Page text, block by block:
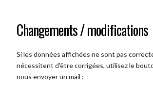
Changements / modifications
Si les données affichées ne sont pas
nécessitent d'être corrigées, utilisez le
nous envoyer un mail :